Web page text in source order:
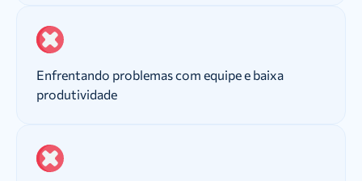
Enfrentando problemas com equipe e baixa
produtividade